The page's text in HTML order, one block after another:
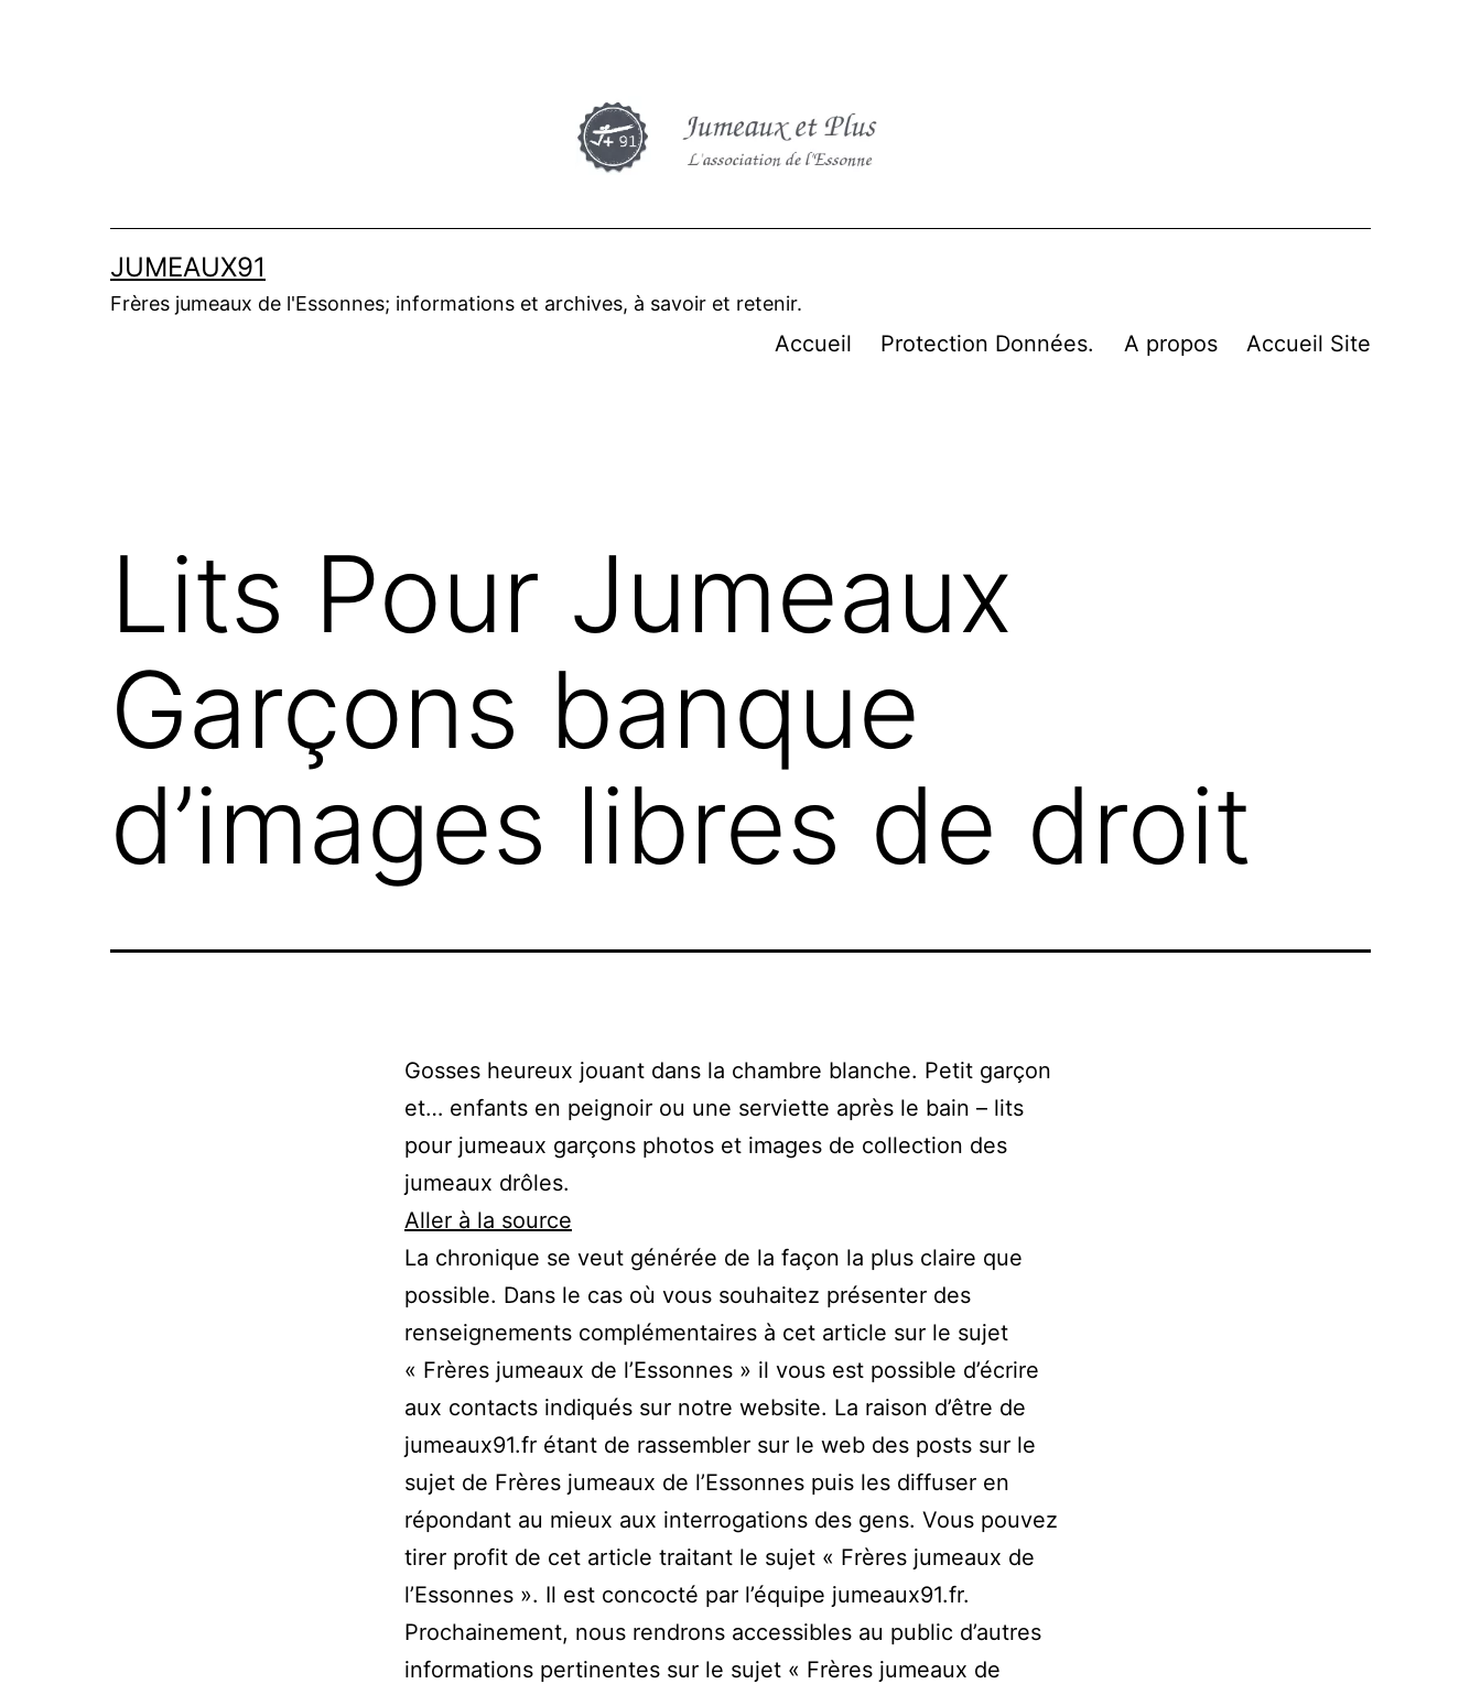
JUMEAUX91
Frères jumeaux de l'Essonnes; informations et archives, à savoir et retenir.
Accueil Protection Données. A propos Accueil Site
Lits Pour Jumeaux
Garçons banque
d’images libres de droit
Gosses heureux jouant dans la chambre blanche. Petit garçon
et… enfants en peignoir ou une serviette après le bain – lits
pour jumeaux garçons photos et images de collection des
jumeaux drôles.
Aller à la source
La chronique se veut générée de la façon la plus claire que
possible. Dans le cas où vous souhaitez présenter des
renseignements complémentaires à cet article sur le sujet
« Frères jumeaux de l’Essonnes » il vous est possible d’écrire
aux contacts indiqués sur notre website. La raison d’être de
jumeaux91.fr étant de rassembler sur le web des posts sur le
sujet de Frères jumeaux de l’Essonnes puis les diffuser en
répondant au mieux aux interrogations des gens. Vous pouvez
tirer profit de cet article traitant le sujet « Frères jumeaux de
l’Essonnes ». Il est concocté par l’équipe jumeaux91.fr.
Prochainement, nous rendrons accessibles au public d’autres
informations pertinentes sur le sujet « Frères jumeaux de